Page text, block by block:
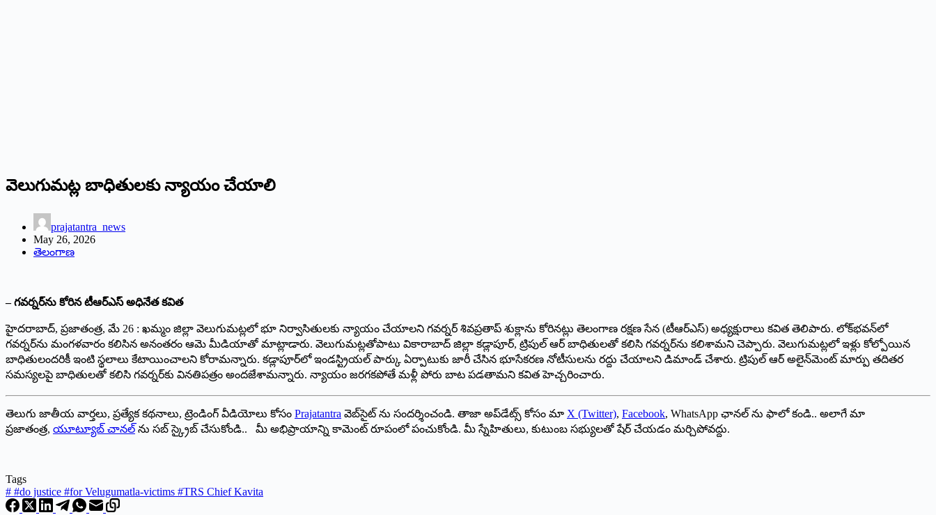
వెలుగుమట్ల బాధితులకు న్యాయం చేయాలి
prajatantra_news
May 26, 2026
తెలంగాణ
– గవర్నర్‌ను కోరిన టీఆర్‌ఎస్ అధినేత కవిత
హైదరాబాద్, ప్రజాతంత్ర, మే 26 : ఖమ్మం జిల్లా వెలుగుమట్లలో భూ నిర్వాసితులకు న్యాయం చేయాలని గవర్నర్ శివప్రతాప్ శుక్లాను కోరినట్లు తెలంగాణ రక్షణ సేన (టీఆర్‌ఎస్) అధ్యక్షురాలు కవిత తెలిపారు. లోక్‌భవన్‌లో
గవర్నర్‌ను మంగళవారం కలిసిన అనంతరం ఆమె మీడియాతో మాట్లాడారు. వెలుగుమట్లతోపాటు వికారాబాద్ జిల్లా కడ్లాపూర్, ట్రిపుల్ ఆర్ బాధితులతో కలిసి గవర్నర్‌ను కలిశామని చెప్పారు. వెలుగుమట్లలో ఇళ్లు కోల్పోయిన
బాధితులందరికీ ఇంటి స్థలాలు కేటాయించాలని కోరామన్నారు. కడ్లాపూర్‌లో ఇండస్ట్రియల్ పార్కు ఏర్పాటుకు జారీ చేసిన భూసేకరణ నోటీసులను రద్దు చేయాలని డిమాండ్ చేశారు. ట్రిపుల్ ఆర్ అలైన్‌మెంట్ మార్పు తదితర
సమస్యలపై బాధితులతో కలిసి గవర్నర్‌కు వినతిపత్రం అందజేశామన్నారు. న్యాయం జరగకపోతే మళ్లీ పోరు బాట పడతామని కవిత హెచ్చరించారు.
తెలుగు జాతీయ వార్తలు, ప్రత్యేక కథనాలు, ట్రెండింగ్ వీడియోలు కోసం Prajatantra వెబ్‌సైట్ ను సందర్శించండి. తాజా అప్‌డేట్స్ కోసం మా X (Twitter), Facebook, WhatsApp ఛానల్ ను ఫాలో కండి.. అలాగే మా
ప్రజాతంత్ర, యూట్యూబ్ చానల్ ను సబ్ స్క్రైబ్ చేసుకోండి.. మీ అభిప్రాయాన్ని కామెంట్ రూపంలో పంచుకోండి. మీ స్నేహితులు, కుటుంబ సభ్యులతో షేర్ చేయడం మర్చిపోవద్దు.
Tags
# #do justice #for Velugumatla-victims #TRS Chief Kavita